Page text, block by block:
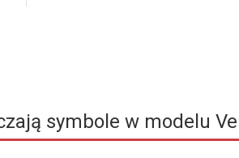
symbole w modelu